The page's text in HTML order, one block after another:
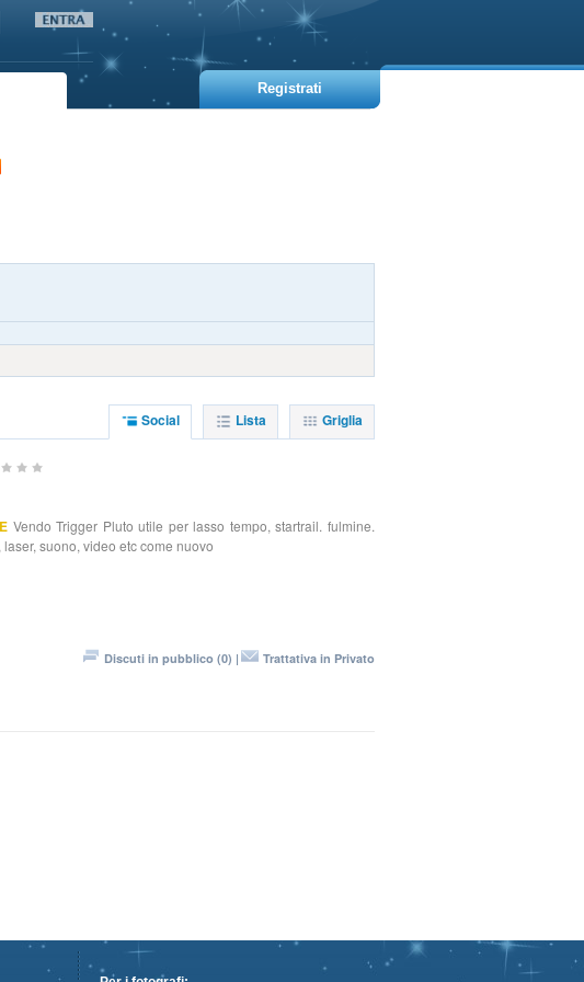
Registrati
Griglia
Lista
Social
Vendo Trigger Pluto utile per lasso tempo, startrail. fulmine.
suono, video etc come nuovo
Discuti in pubblico (0) | Trattativa in Privato